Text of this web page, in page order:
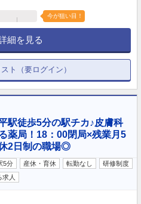
今が狙い目！
細を見る
ト（要ログイン）
駅徒歩5分の駅チカ♪皮膚科
薬局！18：00閉局×残業月5
2日制の職場◎
5分 産休・育休 転勤なし
研修制度
人